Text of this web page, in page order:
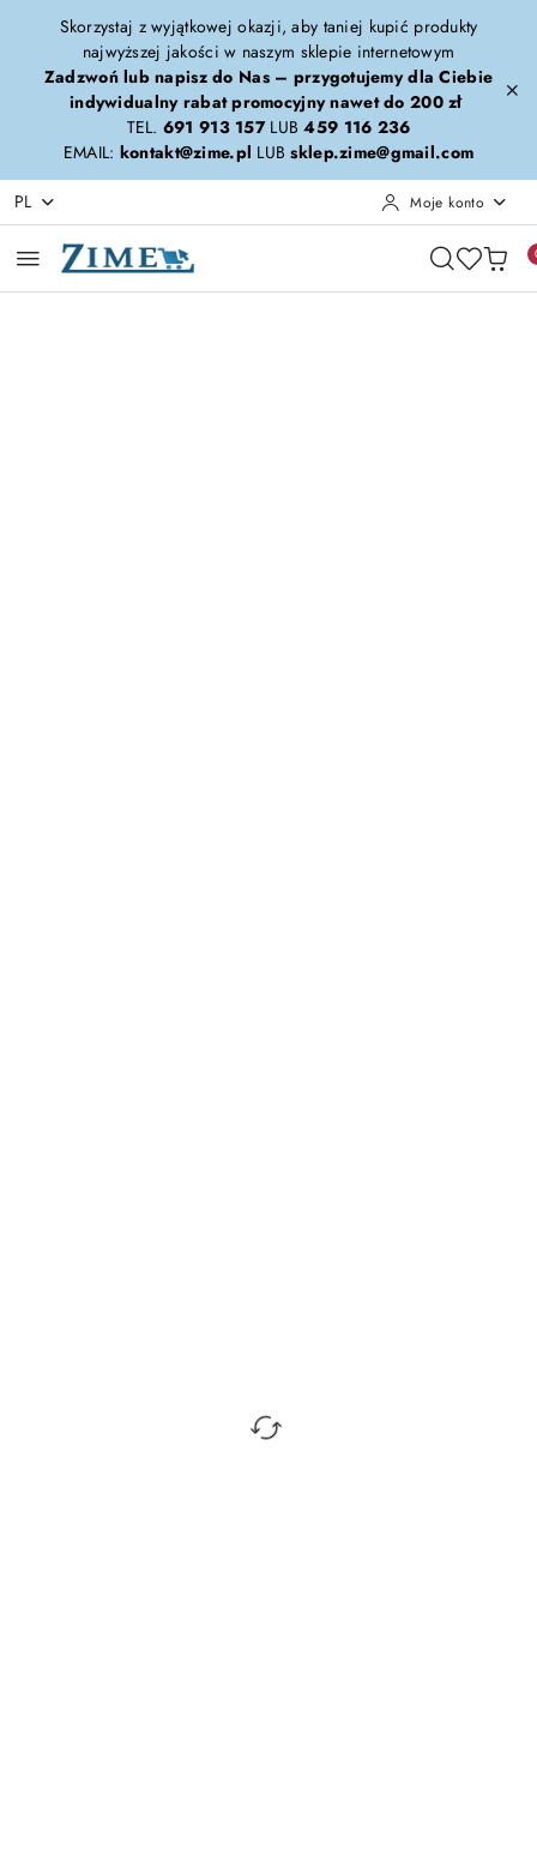
Przejdź do treści głównej
Przejdź do wyszukiwarki
Przejdź do moje konto
Przejdź do menu głównego
Przejdź do opisu produktu
Przejdź do stopki
Skorzystaj z wyjątkowej okazji, aby taniej kupić produkty
najwyższej jakości w naszym sklepie internetowym
Zadzwoń lub napisz do Nas – przygotujemy dla Ciebie
indywidualny rabat promocyjny nawet do 200 zł
TEL. 691 913 157LUB459 116 236
EMAIL: kontakt@zime.pl LUBsklep.zime@gmail.com
PL Moje konto